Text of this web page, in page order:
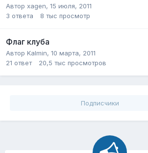
Автор xagen, 15 июля, 2011
3 ответа 8 тыс просмотр
Флаг клуба
Автор Kalmin, 10 марта, 2011
21 ответ 20,5 тыс просмотров
Подписчики